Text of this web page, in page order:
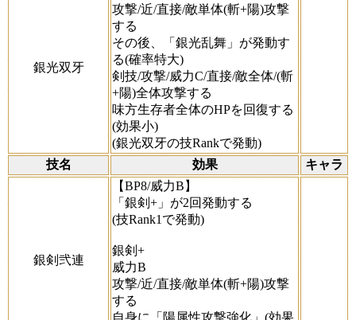
銀光双牙
攻撃/近/直接/敵単体(斬+陽)攻撃
する
その後、「銀光乱舞」が発動す
る(確率特大)
剣技/攻撃/威力C/直接/敵全体/(斬
+陽)全体攻撃する
味方生存者全体のHPを回復する
(効果小)
(銀光双牙の技Rankで発動)
技名
効果 キャラ
銀剣弐連
【BP8/威力B】
「銀剣+」が2回発動する
(技Rank1で発動)
銀剣+
威力B
攻撃/近/直接/敵単体(斬+陽)攻撃
する
自身に「陽属性攻撃強化」(効果